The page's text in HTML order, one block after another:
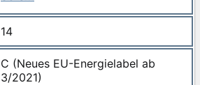
14
C (Neues EU-Energielabel ab
3/2021)